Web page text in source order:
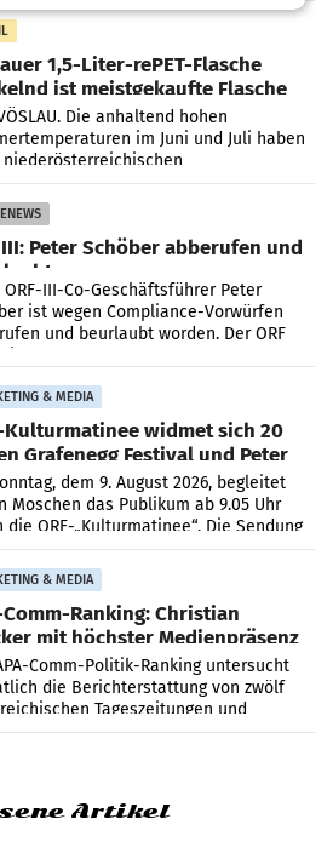
1,5-Liter-rePET-Flasche
ist meistgekaufte Flasche
Die anhaltend hohen
im Juni und Juli haben
niederösterreichischen
Vöslauer zu deutlichen
geführt. Während
III: Peter Schöber abberufen und
ORF-III-Co-Geschäftsführer Peter
ist wegen Compliance-Vorwürfen
und beurlaubt worden. Der ORF
& MEDIA
Kulturmatinee widmet sich 20
Grafenegg Festival und Peter
dem 9. August 2026, begleitet
Moschen das Publikum ab 9.05 Uhr
die ORF-„Kulturmatinee“. Die Sendung
mit der Dokumentation „20 Jahre
& MEDIA
Comm-Ranking: Christian
mit höchster Medienpräsenz
Comm-Politik-Ranking untersucht
die Berichterstattung von zwölf
Tageszeitungen und
welche Politikerinnen und
Artikel